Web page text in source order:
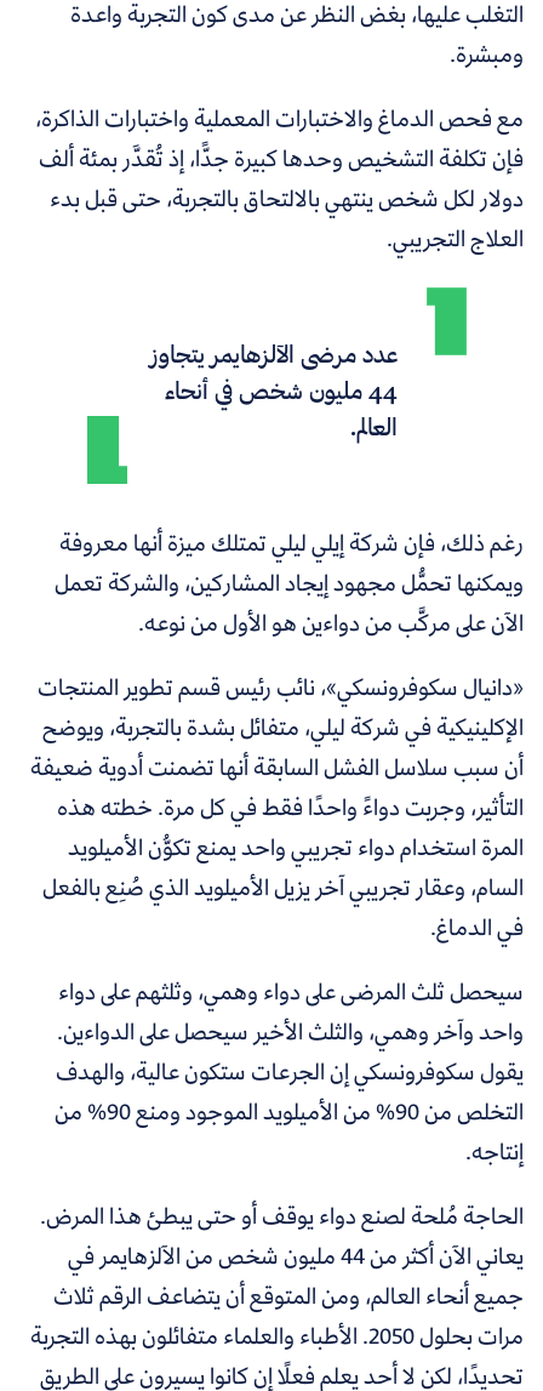
التغلب عليها، بغض النظر عن مدى كون التجربة واعدة
ومبشرة.
مع فحص الدماغ والاختبارات المعملية واختبارات الذاكرة،
فإن تكلفة التشخيص وحدها كبيرة جدًّا، إذ تُقدَّر بمئة ألف
دولار لكل شخص ينتهي بالالتحاق بالتجربة، حتى قبل بدء
العلاج التجريبي.
عدد مرضى الآلزهايمر يتجاوز
44 مليون شخص في أنحاء
العالم.
رغم ذلك، فإن شركة إيلي ليلي تمتلك ميزة أنها معروفة
ويمكنها تحمُّل مجهود إيجاد المشاركين، والشركة تعمل
الآن على مركَّب من دواءين هو الأول من نوعه.
«دانيال سكوفرونسكي»، نائب رئيس قسم تطوير المنتجات
الإكلينيكية في شركة ليلي، متفائل بشدة بالتجربة، ويوضح
أن سبب سلاسل الفشل السابقة أنها تضمنت أدوية ضعيفة
التأثير، وجربت دواءً واحدًا فقط في كل مرة. خطته هذه
المرة استخدام دواء تجريبي واحد يمنع تكوُّن الأميلويد
السام، وعقار تجريبي آخر يزيل الأميلويد الذي صُنِع بالفعل
في الدماغ.
سيحصل ثلث المرضى على دواء وهمي، وثلثهم على دواء
واحد وآخر وهمي، والثلث الأخير سيحصل على الدواءين.
يقول سكوفرونسكي إن الجرعات ستكون عالية، والهدف
التخلص من 90% من الأميلويد الموجود ومنع 90% من
إنتاجه.
الحاجة مُلحة لصنع دواء يوقف أو حتى يبطئ هذا المرض.
يعاني الآن أكثر من 44 مليون شخص من الآلزهايمر في
جميع أنحاء العالم، ومن المتوقع أن يتضاعف الرقم ثلاث
مرات بحلول 2050. الأطباء والعلماء متفائلون بهذه التجربة
تحديدًا، لكن لا أحد يعلم فعلًا إن كانوا يسيرون على الطريق